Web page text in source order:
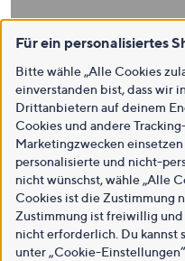
Für ein personalisiertes
Bitte wähle „Alle Cookies
einverstanden bist, dass wir
Drittanbietern auf deinem
Cookies und andere
Marketingzwecken
personalisierte und nicht-
nicht wünschst, wähle „Alle
Cookies ist die Zustimmung
Zustimmung ist freiwillig
nicht erforderlich. Du
unter „Cookie-